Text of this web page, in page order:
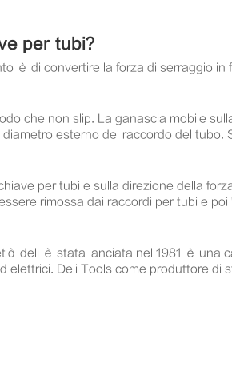
per tubi?
è di convertire la forza di serraggio in
che non slip. La ganascia mobile
esterno del raccordo del tubo.
per tubi e sulla direzione della
rimossa dai raccordi per tubi e poi
deli è stata lanciata nel 1981 è una
Deli Tools come produttore di